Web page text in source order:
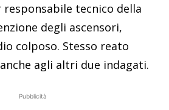
tecnico della
degli ascensori,
colposo. Stesso reato
agli altri due indagati.
Pubblicità